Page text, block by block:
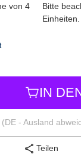
von 4
Bitte
Einheiten.
IN
(DE - Ausland
Teilen